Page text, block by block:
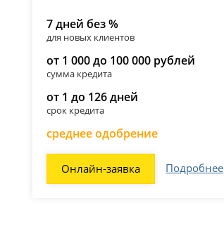
7 дней без %
для новых клиентов
от 1 000 до 100 000 рублей
сумма кредита
от 1 до 126 дней
срок кредита
среднее одобрение
Онлайн-заявка Подробнее